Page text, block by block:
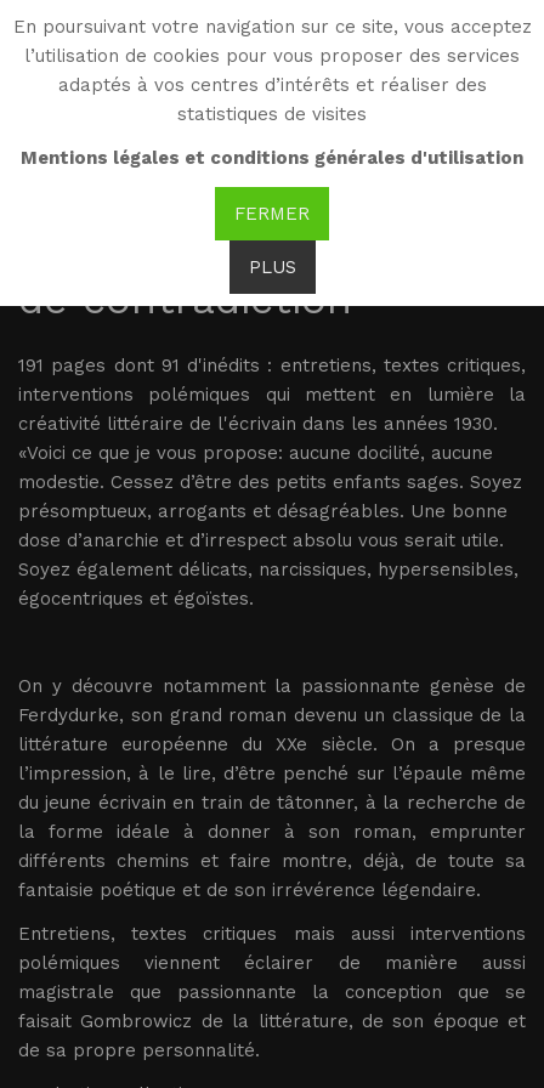
En poursuivant votre navigation sur ce site, vous acceptez
l’utilisation de cookies pour vous proposer des services
adaptés à vos centres d’intérêts et réaliser des
statistiques de visites
Mentions légales et conditions générales d'utilisation
FERMER
PLUS
WG
Witold Gombrowicz
2.06.2022, France -
Parution du "Sain esprit
de contradiction"
191 pages dont 91 d'inédits : entretiens, textes critiques,
interventions polémiques qui mettent en lumière la
créativité littéraire de l'écrivain dans les années 1930.
«Voici ce que je vous propose: aucune docilité, aucune
modestie. Cessez d’être des petits enfants sages. Soyez
présomptueux, arrogants et désagréables. Une bonne
dose d’anarchie et d’irrespect absolu vous serait utile.
Soyez également délicats, narcissiques, hypersensibles,
égocentriques et égoïstes.
On y découvre notamment la passionnante genèse de
Ferdydurke, son grand roman devenu un classique de la
littérature européenne du XXe siècle. On a presque
l’impression, à le lire, d’être penché sur l’épaule même
du jeune écrivain en train de tâtonner, à la recherche de
la forme idéale à donner à son roman, emprunter
différents chemins et faire montre, déjà, de toute sa
fantaisie poétique et de son irrévérence légendaire.
Entretiens, textes critiques mais aussi interventions
polémiques viennent éclairer de manière aussi
magistrale que passionnante la conception que se
faisait Gombrowicz de la littérature, de son époque et
de sa propre personnalité.